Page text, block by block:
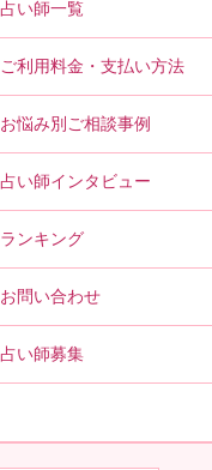
占い師一覧
ご利用料金・支払い方法
お悩み別ご相談事例
占い師インタビュー
ランキング
お問い合わせ
占い師募集